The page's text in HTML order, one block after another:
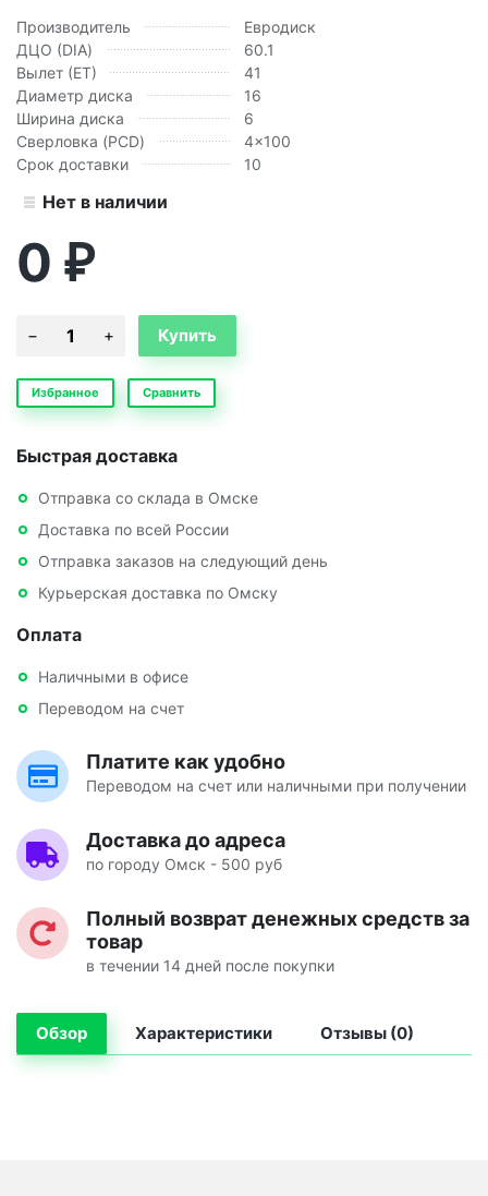
Производитель
Евродиск
ДЦО (DIA)
60.1
Вылет (ЕТ)
41
Диаметр диска
16
Ширина диска
6
Сверловка (PCD)
4x100
Срок доставки
10
Нет в наличии
0 ₽
Избранное Сравнить
Быстрая доставка
Отправка со склада в Омске
Доставка по всей России
Отправка заказов на следующий день
Курьерская доставка по Омску
Оплата
Наличными в офисе
Переводом на счет
Платите как удобно
Переводом на счет или наличными при получении
Доставка до адреса
по городу Омск - 500 руб
Полный возврат денежных средств за
товар
в течении 14 дней после покупки
Обзор Характеристики Отзывы (0)